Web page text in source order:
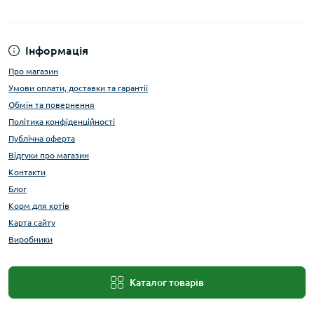
Інформація
Про магазин
Умови оплати, доставки та гарантії
Обмін та повернення
Політика конфіденційності
Публічна оферта
Відгуки про магазин
Контакти
Блог
Корм для котів
Карта сайту
Виробники
Каталог товарів